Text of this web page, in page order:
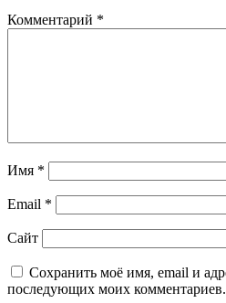
Комментарий *
Имя *
Email *
Сайт
Сохранить моё имя, email и
последующих моих комментариев.